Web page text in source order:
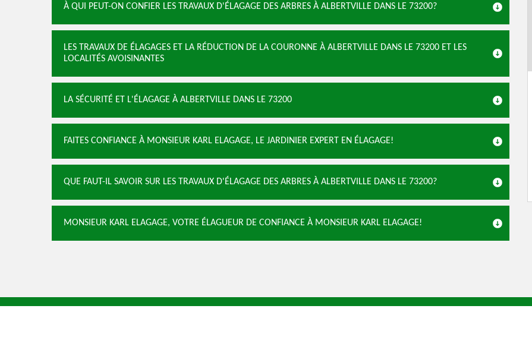
À QUI PEUT-ON CONFIER LES TRAVAUX D'ÉLAGAGE DES ARBRES À ALBERTVILLE DANS LE 73200?
LES TRAVAUX DE ÉLAGAGES ET LA RÉDUCTION DE LA COURONNE À ALBERTVILLE DANS LE 73200 ET LES
LOCALITÉS AVOISINANTES
LA SÉCURITÉ ET L'ÉLAGAGE À ALBERTVILLE DANS LE 73200
FAITES CONFIANCE À MONSIEUR KARL ELAGAGE, LE JARDINIER EXPERT EN ÉLAGAGE!
QUE FAUT-IL SAVOIR SUR LES TRAVAUX D'ÉLAGAGE DES ARBRES À ALBERTVILLE DANS LE 73200?
MONSIEUR KARL ELAGAGE, VOTRE ÉLAGUEUR DE CONFIANCE À MONSIEUR KARL ELAGAGE!